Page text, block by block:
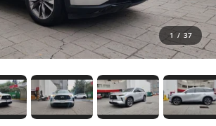
1 / 37